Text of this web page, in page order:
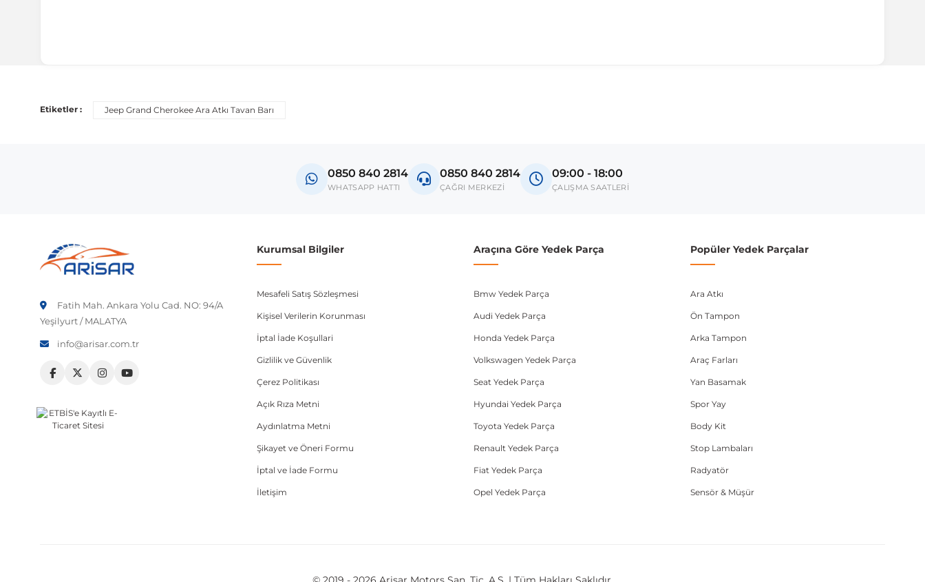
Etiketler : Jeep Grand Cherokee Ara Atkı Tavan Barı
0850 840 2814
WHATSAPP HATTI
0850 840 2814
ÇAĞRI MERKEZİ
09:00 - 18:00
ÇALIŞMA SAATLERİ
Fatih Mah. Ankara Yolu Cad. NO: 94/A
Yeşilyurt / MALATYA
info@arisar.com.tr
Kurumsal Bilgiler
Mesafeli Satış Sözleşmesi
Kişisel Verilerin Korunması
İptal İade Koşullari
Gizlilik ve Güvenlik
Çerez Politikası
Açık Rıza Metni
Aydınlatma Metni
Şikayet ve Öneri Formu
İptal ve İade Formu
İletişim
Araçına Göre Yedek Parça
Bmw Yedek Parça
Audi Yedek Parça
Honda Yedek Parça
Volkswagen Yedek Parça
Seat Yedek Parça
Hyundai Yedek Parça
Toyota Yedek Parça
Renault Yedek Parça
Fiat Yedek Parça
Opel Yedek Parça
Popüler Yedek Parçalar
Ara Atkı
Ön Tampon
Arka Tampon
Araç Farları
Yan Basamak
Spor Yay
Body Kit
Stop Lambaları
Radyatör
Sensör & Müşür